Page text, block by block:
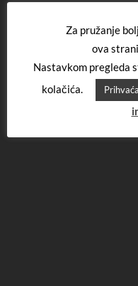
Za pružanje
ova
Nastavkom pregleda
kolačića.